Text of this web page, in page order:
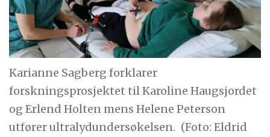
Karianne Sagberg forklarer
forskningsprosjektet til Karoline Haugsjordet
og Erlend Holten mens Helene Peterson
utfører ultralydundersøkelsen. (Foto: Eldrid